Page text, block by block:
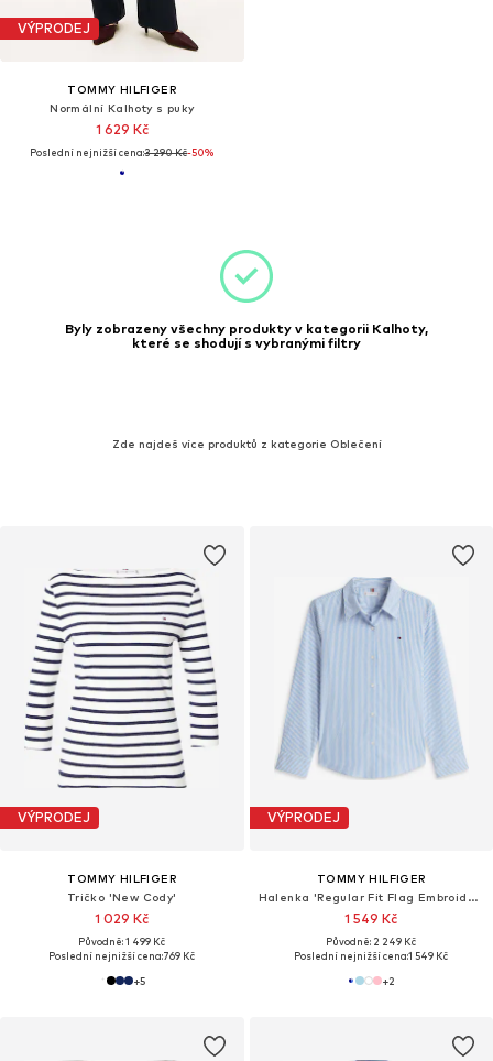
VÝPRODEJ
TOMMY HILFIGER
Normální Kalhoty s puky
1 629 Kč
Poslední nejnižší cena:3 290 Kč-50%
Byly zobrazeny všechny produkty v kategorii Kalhoty,
které se shodují s vybranými filtry
Zde najdeš více produktů z kategorie Oblečení
VÝPRODEJ
TOMMY HILFIGER
Tričko 'New Cody'
1 029 Kč
Původně: 1 499 Kč
Poslední nejnižší cena:769 Kč
+5
VÝPRODEJ
TOMMY HILFIGER
Halenka 'Regular Fit Flag Embroidery'
1 549 Kč
Původně: 2 249 Kč
Poslední nejnižší cena:1 549 Kč
+2